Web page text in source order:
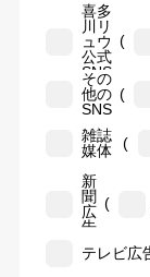
喜多
川リ
ュウ
公式
SNS
(
その
他の
SNS
(
雑誌
媒体
(
新
聞
広
告
(
テレビ広